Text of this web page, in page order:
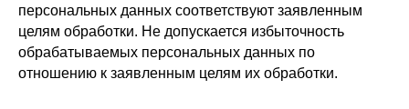
персональных данных соответствуют заявленным
целям обработки. Не допускается избыточность
обрабатываемых персональных данных по
отношению к заявленным целям их обработки.